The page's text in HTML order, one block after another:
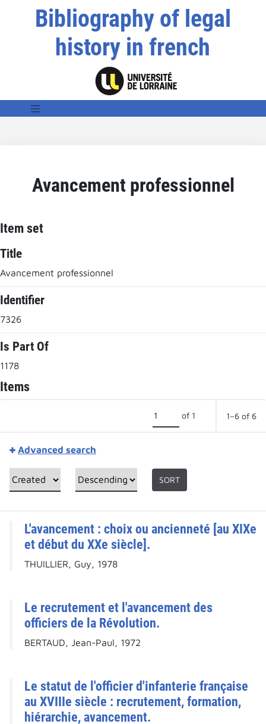
Bibliography of legal
history in french
Avancement professionnel
Item set
Title
Avancement professionnel
Identifier
7326
Is Part Of
1178
Items
of 1 1–6 of 6
Advanced search
SORT
L'avancement : choix ou ancienneté [au XIXe
et début du XXe siècle].
THUILLIER, Guy, 1978
Le recrutement et l'avancement des
officiers de la Révolution.
BERTAUD, Jean-Paul, 1972
Le statut de l'officier d'infanterie française
au XVIIIe siècle : recrutement, formation,
hiérarchie, avancement.